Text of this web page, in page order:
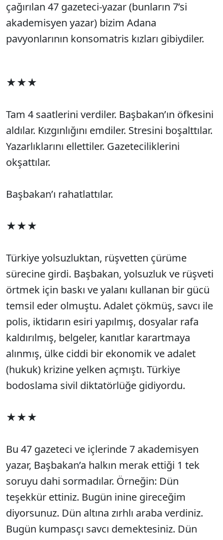
çağırılan 47 gazeteci-yazar (bunların 7’si
akademisyen yazar) bizim Adana
pavyonlarının konsomatris kızları gibiydiler.
★★★
Tam 4 saatlerini verdiler. Başbakan’ın öfkesini
aldılar. Kızgınlığını emdiler. Stresini boşalttılar.
Yazarlıklarını ellettiler. Gazeteciliklerini
okşattılar.
Başbakan’ı rahatlattılar.
★★★
Türkiye yolsuzluktan, rüşvetten çürüme
sürecine girdi. Başbakan, yolsuzluk ve rüşveti
örtmek için baskı ve yalanı kullanan bir gücü
temsil eder olmuştu. Adalet çökmüş, savcı ile
polis, iktidarın esiri yapılmış, dosyalar rafa
kaldırılmış, belgeler, kanıtlar karartmaya
alınmış, ülke ciddi bir ekonomik ve adalet
(hukuk) krizine yelken açmıştı. Türkiye
bodoslama sivil diktatörlüğe gidiyordu.
★★★
Bu 47 gazeteci ve içlerinde 7 akademisyen
yazar, Başbakan’a halkın merak ettiği 1 tek
soruyu dahi sormadılar. Örneğin: Dün
teşekkür ettiniz. Bugün inine gireceğim
diyorsunuz. Dün altına zırhlı araba verdiniz.
Bugün kumpasçı savcı demektesiniz. Dün